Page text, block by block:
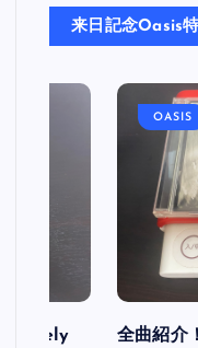
来日記念Oasis
OASIS
全曲紹介